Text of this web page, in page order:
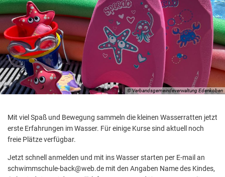
© Verbandsgemeindeverwaltung Edenkoben
Mit viel Spaß und Bewegung sammeln die kleinen Wasserratten jetzt
erste Erfahrungen im Wasser. Für einige Kurse sind aktuell noch
freie Plätze verfügbar.
Jetzt schnell anmelden und mit ins Wasser starten per E-mail an
schwimmschule-back@web.de mit den Angaben Name des Kindes,